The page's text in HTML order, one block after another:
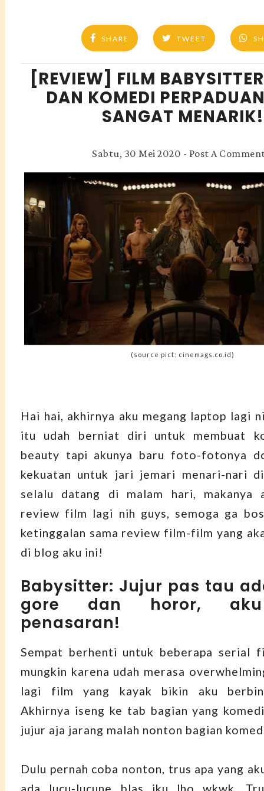
SHARE TWEET
[REVIEW] FILM
DAN KOMEDI
SANGAT MENARIK!
Sabtu, 30 Mei 2020 - Post A
(source pict: cinemags.co.id)
Hai hai, akhirnya aku megang laptop lagi
itu udah berniat diri untuk membuat
beauty tapi akunya baru foto-fotonya
kekuatan untuk jari jemari menari-nari
selalu datang di malam hari, makanya
review film lagi nih guys, semoga ga
ketinggalan sama review film-film yang
di blog aku ini!
Babysitter: Jujur pas tau
gore dan horor,
penasaran!
Sempat berhenti untuk beberapa serial
mungkin karena udah merasa
lagi film yang kayak bikin aku
Akhirnya iseng ke tab bagian yang
jujur aja jarang malah nonton bagian
Dulu pernah coba nonton, trus apa yang